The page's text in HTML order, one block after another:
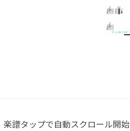
楽譜タップで自動スクロール開始